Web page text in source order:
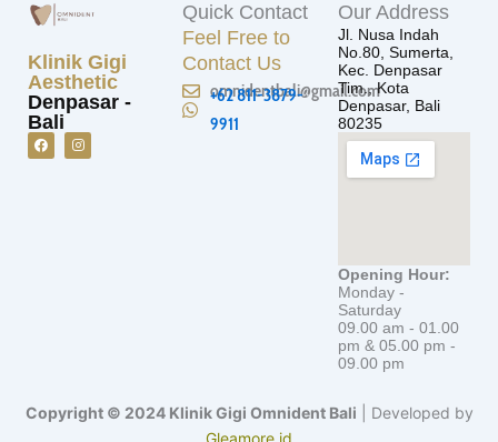
Klinik Gigi
Aesthetic
Denpasar -
Bali
Quick Contact
Feel Free to
Contact Us
omnidentbali@gmail.com
+62 811-3879-
9911
Our Address
Jl. Nusa Indah
No.80, Sumerta,
Kec. Denpasar
Tim., Kota
Denpasar, Bali
80235
Opening Hour:
Monday -
Saturday
09.00 am - 01.00
pm & 05.00 pm -
09.00 pm
Copyright © 2024 Klinik Gigi Omnident Bali | Developed by